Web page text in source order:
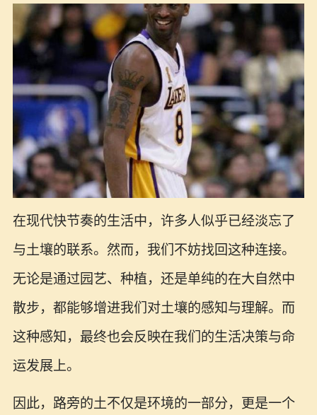
在现代快节奏的生活中，许多人似乎已经淡忘了
与土壤的联系。然而，我们不妨找回这种连接。
无论是通过园艺、种植，还是单纯的在大自然中
散步，都能够增进我们对土壤的感知与理解。而
这种感知，最终也会反映在我们的生活决策与命
运发展上。
因此，路旁的土不仅是环境的一部分，更是一个